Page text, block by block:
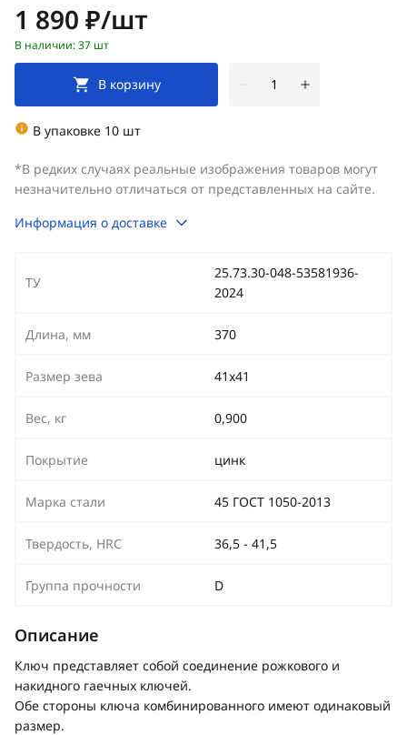
Цена:
1 890 ₽/шт
В наличии: 37 шт
В корзину
В упаковке 10 шт
*В редких случаях реальные изображения товаров могут
незначительно отличаться от представленных на сайте.
Информация о доставке
ТУ
25.73.30-048-53581936-
2024
Длина, мм 370
Размер зева 41х41
Вес, кг 0,900
Покрытие цинк
Марка стали 45 ГОСТ 1050-2013
Твердость, HRC 36,5 - 41,5
Группа прочности D
Описание
Ключ представляет собой соединение рожкового и
накидного гаечных ключей.
Обе стороны ключа комбинированного имеют одинаковый
размер.